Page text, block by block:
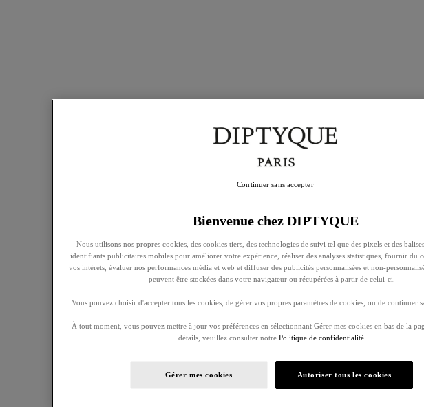
Bienvenue chez DIPTYQUE
Nous utilisons nos propres cookies, des cookies tiers, des technologies de suivi tel que des pixels et des
identifiants publicitaires mobiles pour améliorer votre expérience, réaliser des analyses statistiques, fournir du
vos intérets, évaluer nos performances média et web et diffuser des publicités personnalisées et non-
peuvent être stockées dans votre navigateur ou récupérées à partir de celui-ci.
Vous pouvez choisir d'accepter tous les cookies, de gérer vos propres paramètres de cookies, ou de continuer
À tout moment, vous pouvez mettre à jour vos préférences en sélectionnant Gérer mes cookies en bas de la
détails, veuillez consulter notre Politique de confidentialité.
Gérer mes cookies Autoriser tous les cookies
Continuer sans accepter